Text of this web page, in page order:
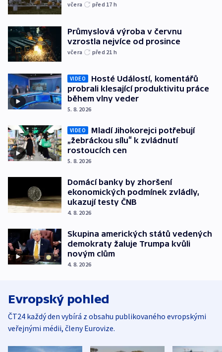
včera před 17 h
Průmyslová výroba v červnu
vzrostla nejvíce od prosince
včera před 21 h
VIDEO
Hosté Událostí, komentářů
probrali klesající produktivitu práce
během vlny veder
5. 8. 2026
VIDEO
Mladí Jihokorejci potřebují
„žebráckou sílu“ k zvládnutí
rostoucích cen
5. 8. 2026
Domácí banky by zhoršení
ekonomických podmínek zvládly,
ukazují testy ČNB
4. 8. 2026
Skupina amerických států vedených
demokraty žaluje Trumpa kvůli
novým clům
4. 8. 2026
Evropský pohled
ČT24 každý den vybírá z obsahu publikovaného evropskými
veřejnými médii, členy Eurovize.